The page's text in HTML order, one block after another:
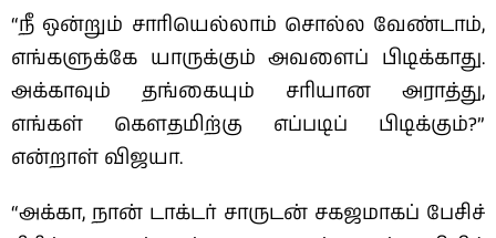
“நீ ஒன்றும் சாரியெல்லாம் சொல்ல வேண்டாம்,
எங்களுக்கே யாருக்கும் அவளைப் பிடிக்காது.
அக்காவும் தங்கையும் சரியான அராத்து,
எங்கள் கௌதமிற்கு எப்படிப் பிடிக்கும்?”
என்றாள் விஜயா.
“அக்கா, நான் டாக்டர் சாருடன் சகஜமாகப் பேசிச்